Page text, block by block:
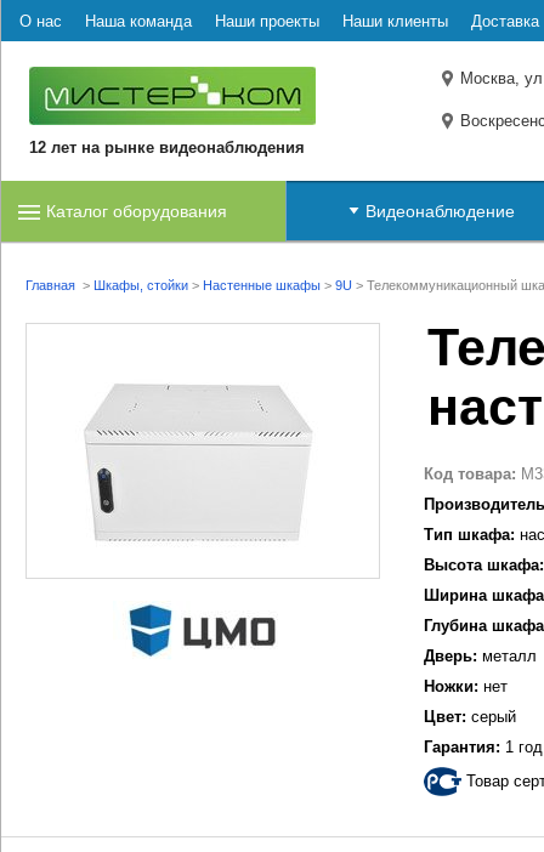
О нас Наша команда Наши проекты Наши клиенты Доставка
12 лет на рынке видеонаблюдения
Москва,
Каталог оборудования Видеонаблюдение
Главная > Шкафы, стойки > Настенные шкафы > 9U > Телекоммуникационный
Код товара:
Тип шкафа:
Высота шкафа:
Ширина
Глубина
Дверь: металл
Ножки: нет
Цвет: серый
Гарантия: 1 год
Товар